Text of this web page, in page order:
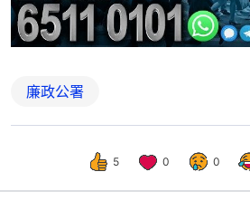
廉政公署
5 0 0